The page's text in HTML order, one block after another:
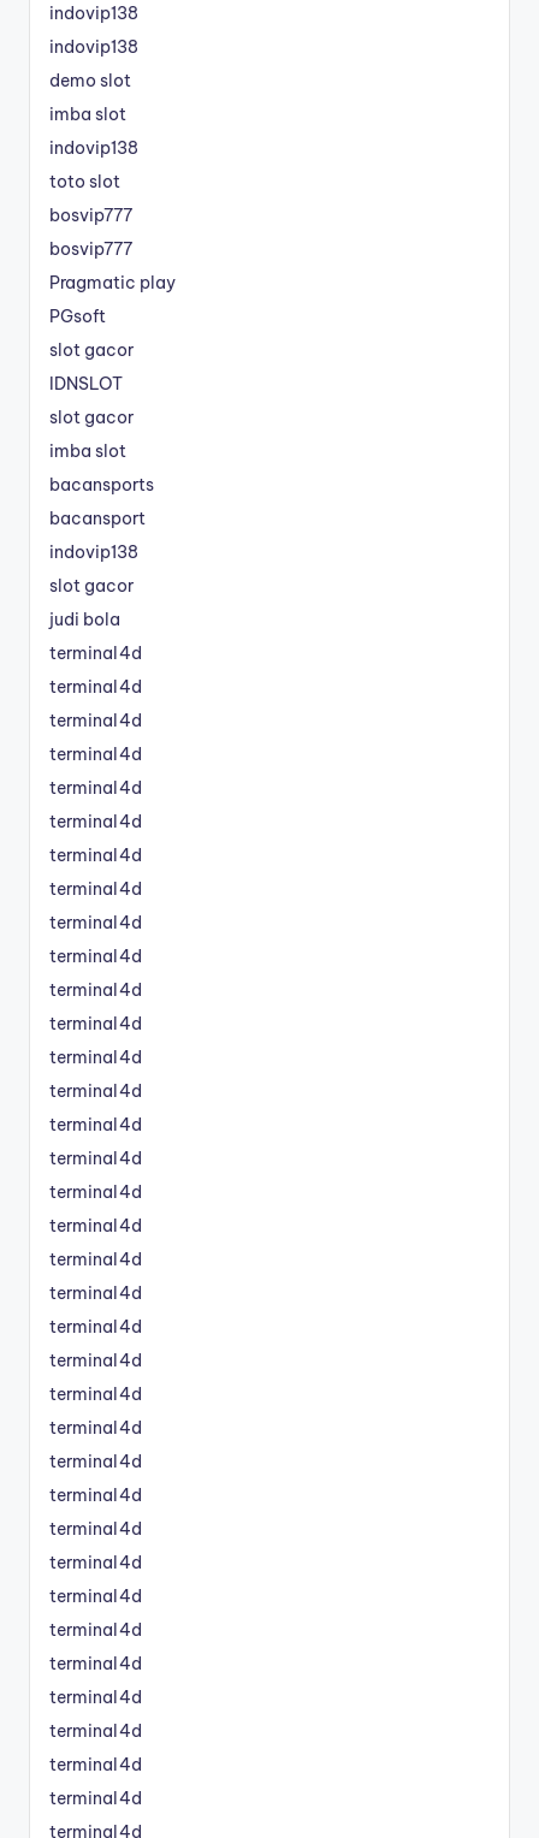
indovip138
indovip138
demo slot
imba slot
indovip138
toto slot
bosvip777
bosvip777
Pragmatic play
PGsoft
slot gacor
IDNSLOT
slot gacor
imba slot
bacansports
bacansport
indovip138
slot gacor
judi bola
terminal4d
terminal4d
terminal4d
terminal4d
terminal4d
terminal4d
terminal4d
terminal4d
terminal4d
terminal4d
terminal4d
terminal4d
terminal4d
terminal4d
terminal4d
terminal4d
terminal4d
terminal4d
terminal4d
terminal4d
terminal4d
terminal4d
terminal4d
terminal4d
terminal4d
terminal4d
terminal4d
terminal4d
terminal4d
terminal4d
terminal4d
terminal4d
terminal4d
terminal4d
terminal4d
terminal4d